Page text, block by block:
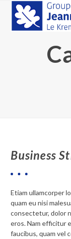
content
Open
mobile
Close
mobile
Business
Etiam ullamcorper
quam eu nisi
consectetur, dolor
eros. Nam efficitur
faucibus, quam vel